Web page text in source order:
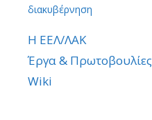
διακυβέρνηση
Η ΕΕΛ/ΛΑΚ
Έργα & Πρωτοβουλίες
Wiki